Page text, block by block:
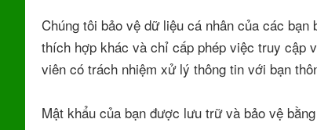
Chúng tôi bảo vệ dữ liệu cá nhân của các
thích hợp khác và chỉ cấp phép việc truy cập
viên có trách nhiệm xử lý thông tin với bạn
Mật khẩu của bạn được lưu trữ và bảo vệ